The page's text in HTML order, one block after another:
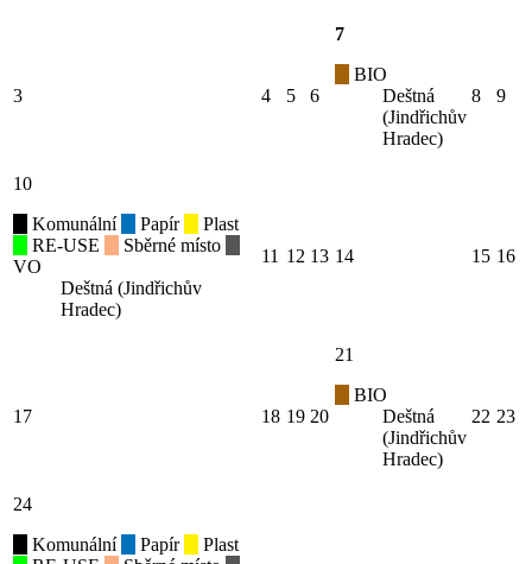
3 4 5 6
7
BIO
Deštná
(Jindřichův
Hradec)
8 9
10
Komunální
Papír
Plast
RE-USE
Sběrné místo
VO
Deštná (Jindřichův
Hradec)
11 12 13 14 15 16
17 18 19 20
21
BIO
Deštná
(Jindřichův
Hradec)
22 23
24
Komunální
Papír
Plast